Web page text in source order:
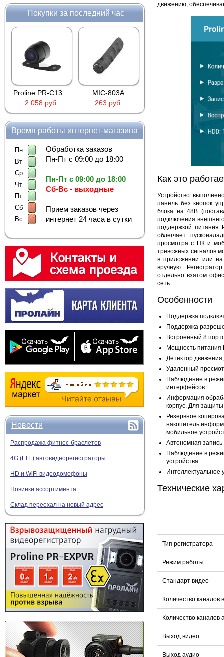
Покупки за последний час
Proline PR-C1335
2 058 руб.
MIC-803A
263 руб.
Время работы интернет-магазина
Пн
Вт
Ср
Чт
Пт
Сб
Вс
Обработка заказов
Пн-Пт с 09:00 до 18:00
Пн-Пт с 09:00 до 18:00
Сб-Вс - выходные
Прием заказов через
интернет 24 часа в сутки
Новости
Распродажа фитнес-браслетов
4G (LTE) автовидеорегистраторы
HD и WiFi видеодомофоны
Новинки ассортимента
Склад переехал на новый адрес
движению,
Как это
Устройство
панель без кнопок
блока на 48В
подключения
поддержкой питания
облегчает
просмотра с ПК и
тревожных сигналов
в приложении или на
вручную.
отдельно взятом
сеть.
Особенности
Поддержка
Поддержка
Встроенный 8
Мощность питания
Детектор
Удаленный
Наблюдение в
интерфейсов.
Информация
корпус. Для
Резервное
накопитель
мобильное
Автономная
Наблюдение в
устройства.
Технические
Тип регистратора
Режим работы
Стандарт видео
Количество каналов
Количество каналов
Выход видео
Выход аудио